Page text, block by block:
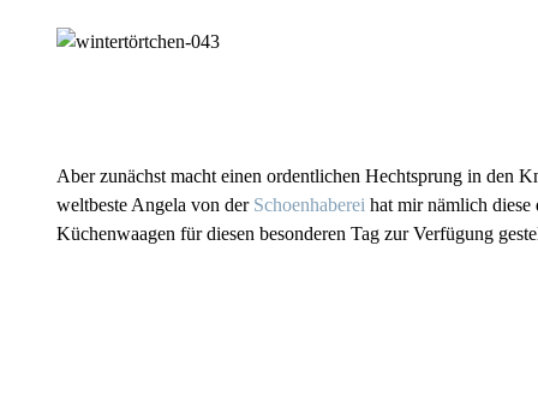
Aber zunächst macht einen ordentlichen Hechtsprung in den
weltbeste Angela von der Schoenhaberei hat mir nämlich diese
Küchenwaagen für diesen besonderen Tag zur Verfügung